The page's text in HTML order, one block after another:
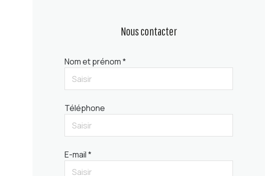
Nous contacter
Nom et prénom *
Téléphone
E-mail *